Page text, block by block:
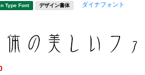
Type Font デザイン書体 ダイナフォント